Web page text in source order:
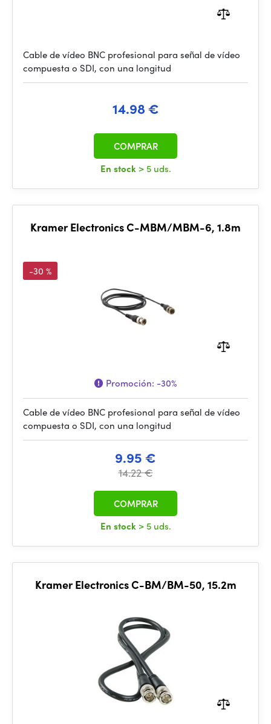
Cable de vídeo BNC profesional para señal de vídeo
compuesta o SDI, con una longitud
14.98 €
En stock > 5 uds.
COMPRAR
Kramer Electronics C-MBM/MBM-6, 1.8m
-30 %
Promoción: -30%
Cable de vídeo BNC profesional para señal de vídeo
compuesta o SDI, con una longitud
9.95 €
14.22 €
En stock > 5 uds.
COMPRAR
Kramer Electronics C-BM/BM-50, 15.2m